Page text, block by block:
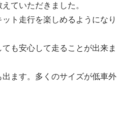
ていただきました。
ト走行を楽しめるようになり
も安心して走ることが出来ま
ます。多くのサイズが低車外